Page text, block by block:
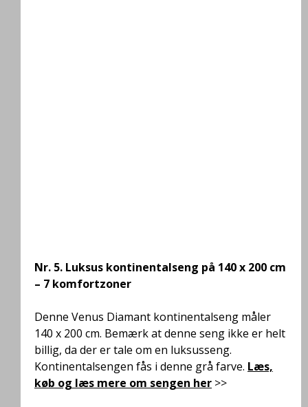
Nr. 5. Luksus kontinentalseng på 140 x 200 cm
– 7 komfortzoner
Denne Venus Diamant kontinentalseng måler
140 x 200 cm. Bemærk at denne seng ikke er helt
billig, da der er tale om en luksusseng.
Kontinentalsengen fås i denne grå farve. Læs,
køb og læs mere om sengen her >>